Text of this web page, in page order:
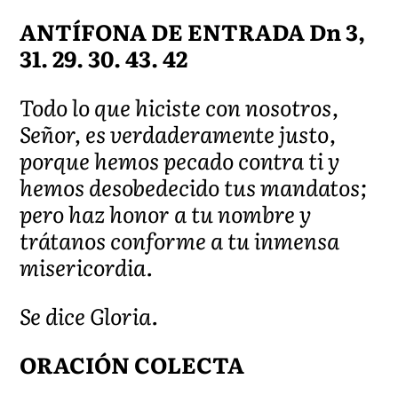
ANTÍFONA DE ENTRADA Dn 3,
31. 29. 30. 43. 42
Todo lo que hiciste con nosotros,
Señor, es verdaderamente justo,
porque hemos pecado contra ti y
hemos desobedecido tus mandatos;
pero haz honor a tu nombre y
trátanos conforme a tu inmensa
misericordia.
Se dice Gloria.
ORACIÓN COLECTA